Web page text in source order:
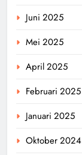
Juni 2025
Mei 2025
April 2025
Februari 2025
Januari 2025
Oktober 2024